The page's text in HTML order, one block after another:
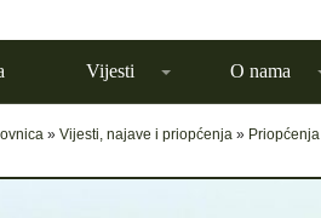
Vijesti O nama
» Vijesti, najave i priopćenja » Priopćenja